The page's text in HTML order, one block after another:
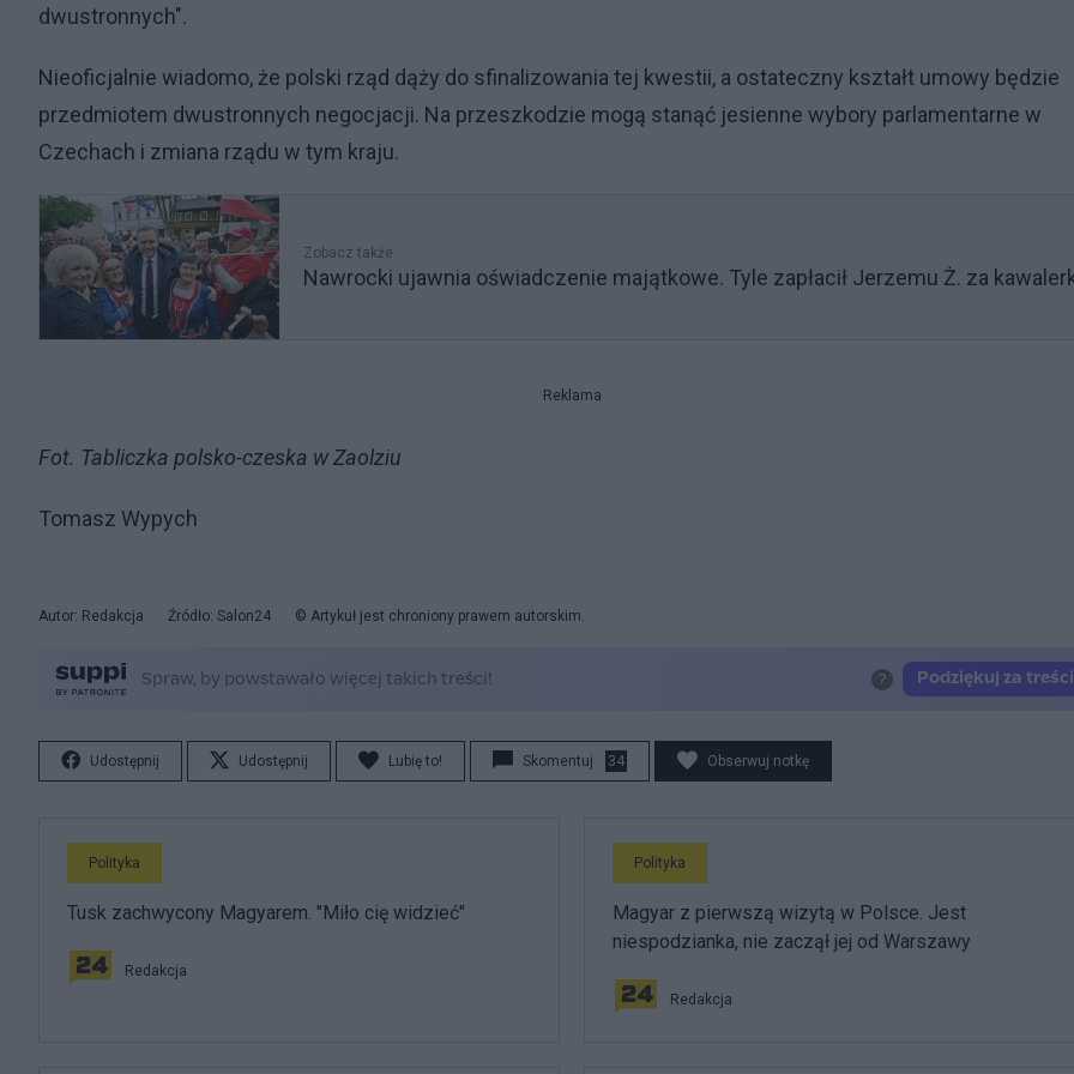
dwustronnych".
Nieoficjalnie wiadomo, że polski rząd dąży do sfinalizowania tej kwestii, a ostateczny kształt umowy będzie
przedmiotem dwustronnych negocjacji. Na przeszkodzie mogą stanąć jesienne wybory parlamentarne w
Czechach i zmiana rządu w tym kraju.
Zobacz także
Nawrocki ujawnia oświadczenie majątkowe. Tyle zapłacił Jerzemu Ż. za
Reklama
Fot. Tabliczka polsko-czeska w Zaolziu
Tomasz Wypych
Autor: Redakcja Źródło: Salon24 © Artykuł jest chroniony prawem autorskim.
Udostępnij Udostępnij Lubię to! Skomentuj 34 Obserwuj notkę
Polityka
Tusk zachwycony Magyarem. "Miło cię widzieć"
Redakcja
Polityka
Magyar z pierwszą wizytą w Polsce. Jest
niespodzianka, nie zaczął jej od Warszawy
Redakcja